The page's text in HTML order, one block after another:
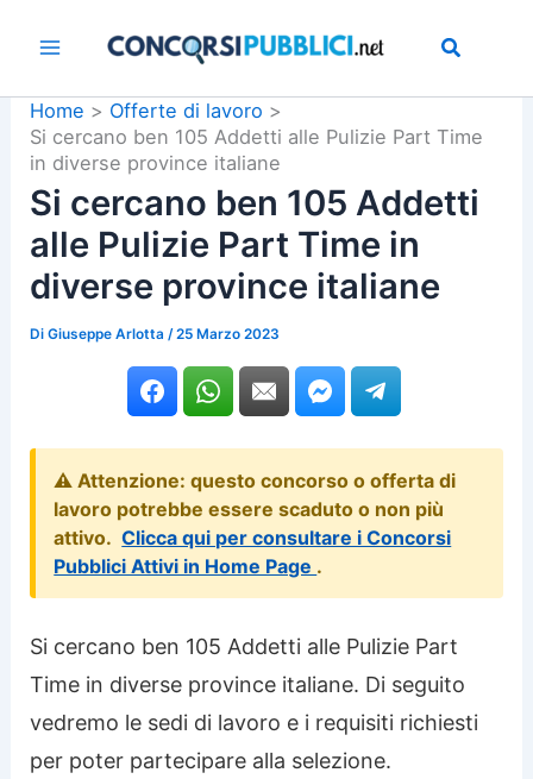
Home
Offerte di lavoro
Si cercano ben 105 Addetti alle Pulizie Part Time
in diverse province italiane
Si cercano ben 105 Addetti
alle Pulizie Part Time in
diverse province italiane
DiGiuseppe Arlotta /25 Marzo 2023
⚠️ Attenzione: questo concorso o offerta di
lavoro potrebbe essere scaduto o non più
attivo. Clicca qui per consultare i Concorsi
Pubblici Attivi in Home Page .
Si cercano ben 105 Addetti alle Pulizie Part
Time in diverse province italiane. Di seguito
vedremo le sedi di lavoro e i requisiti richiesti
per poter partecipare alla selezione.